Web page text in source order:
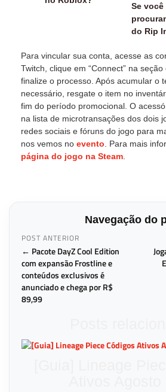
Se
do Rip
Para vincular sua conta, acesse as
Twitch, clique em “Connect” na
finalize o processo. Após acumular o
necessário, resgate o item no
fim do período promocional. O
na lista de microtransações dos dois
redes sociais e fóruns do jogo para
nos vemos no evento . Para mais
página do jogo na Steam
Navegação do
POST ANTERIOR
← Pacote DayZ Cool Edition
com expansão Frostline e
conteúdos exclusivos é
anunciado e chega por R$
89,99